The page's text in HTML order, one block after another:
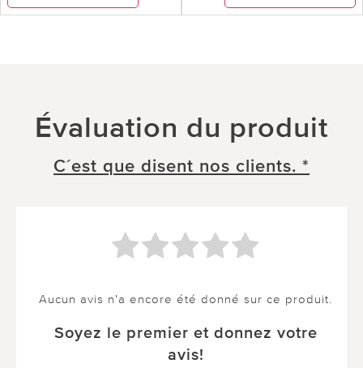
Évaluation du produit
C´est que disent nos clients. *
Aucun avis n'a encore été donné sur ce produit.
Soyez le premier et donnez votre
avis!